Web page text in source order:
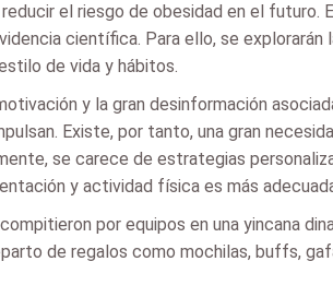
el riesgo de obesidad en el
científica. Para ello, se
de vida y hábitos.
y la gran desinformación
Existe, por tanto, una gran
se carece de estrategias
y actividad física es más
por equipos en una yincana
de regalos como mochilas, buffs,